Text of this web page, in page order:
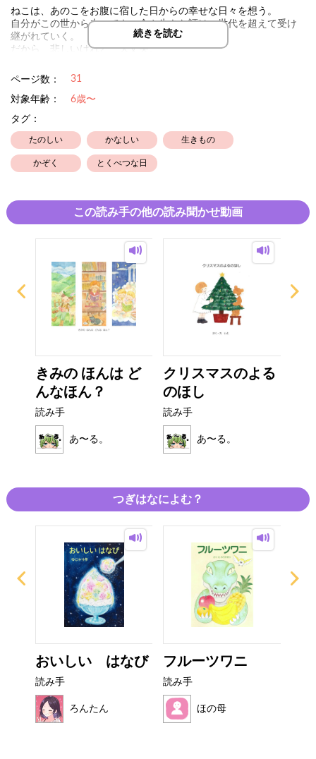
ねこは、あのこをお腹に宿した日からの幸せな日々を想う。
自分がこの世から去っても、命や生きた証は、世代を超えて受け
継がれていく。
だから、悲しいけれど、大丈夫。
リズミカルなことばと、墨の濃淡で描かれた命のメッセージ。
続きを読む
ページ数： 31
対象年齢：
6歳〜
タグ：
たのしい かなしい 生きもの
かぞく とくべつな日
この読み手の他の読み聞かせ動画
きみの ほんは ど
んなほん？
読み手
あ〜る。
クリスマスのよる
のほし
読み手
あ〜る。
つぎはなによむ？
おいしい はなび
読み手
ろんたん
フルーツワニ
読み手
ほの母